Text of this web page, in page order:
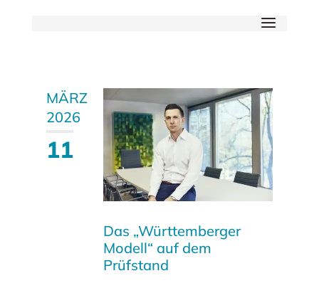
MÄRZ
2026
11
Das „Württemberger
Modell“ auf dem
Prüfstand